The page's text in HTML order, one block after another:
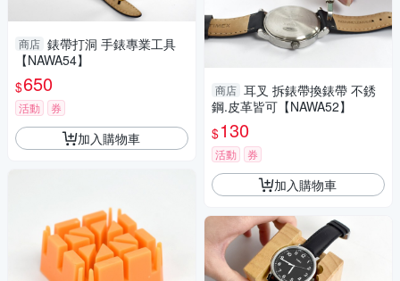
商店 錶帶打洞 手錶專業工具
【NAWA54】
$650
活動 券
加入購物車
商店 耳叉 拆錶帶換錶帶 不銹
鋼.皮革皆可【NAWA52】
$130
活動 券
加入購物車